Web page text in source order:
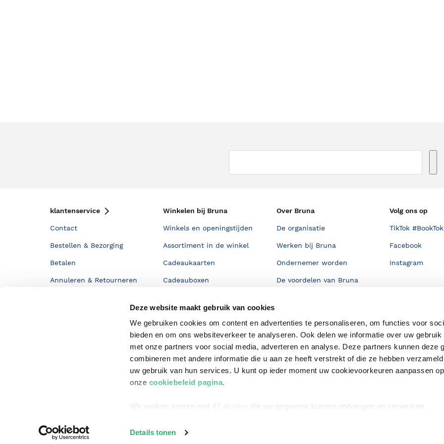
Deze website maakt gebruik van cookies
We gebruiken cookies om content en advertenties te personaliseren, om functies voor
bieden en om ons websiteverkeer te analyseren. Ook delen we informatie over uw
met onze partners voor social media, adverteren en analyse. Deze partners kunnen deze
combineren met andere informatie die u aan ze heeft verstrekt of die ze hebben
uw gebruik van hun services. U kunt op ieder moment uw cookievoorkeuren aanpassen op
onze cookiebeleid pagina.
We werken samen met 42 derden die uw gegevens kunnen ontvangen en verwerken.
Details tonen
klantenservice
Contact
Bestellen & Bezorging
Betalen
Annuleren & Retourneren
Winkelen bij Bruna
Winkels en openingstijden
Assortiment in de winkel
Cadeaukaarten
Cadeauboxen
Over Bruna
De organisatie
Werken bij Bruna
Ondernemer worden
De voordelen van Bruna
Blog
Discriminerende boeken
Volg ons op
TikTok #BookTok
Facebook
Instagram